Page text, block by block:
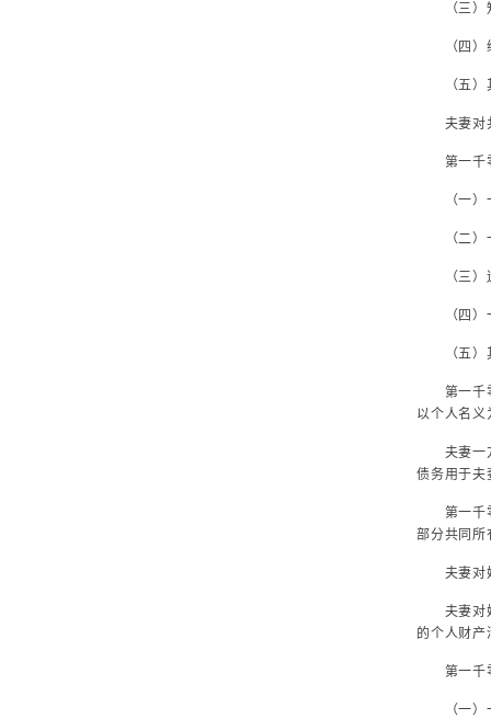
（三）
（四）继
（五）其
夫妻对共
第一千零
（一）
（二）一
（三）遗
（四）一
（五）其
第一千零
以个人名
夫妻一方
债务用于夫
第一千零
部分共同所
夫妻对婚
夫妻对婚
的个人财产
第一千零
（一）一